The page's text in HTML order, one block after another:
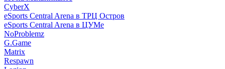
CyberX
eSports Central Arena в ТРЦ Остров
eSports Central Arena в ЦУМе
NoProblemz
G.Game
Matrix
Respawn